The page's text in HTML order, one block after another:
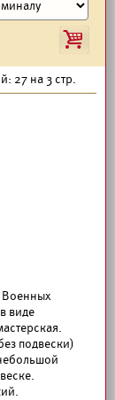
i
27 на 3 стр.
Военных
виде
подвески)